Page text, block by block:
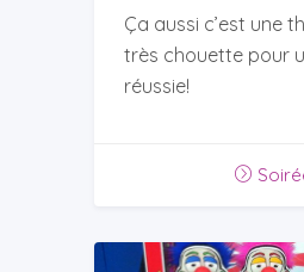
Ça aussi c’est une
très chouette pour
réussie!